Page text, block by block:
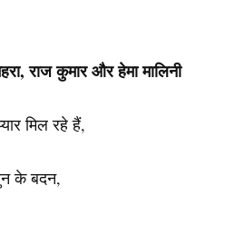
राज कुमार और हेमा मालिनी
मिल रहे हैं,
के बदन,